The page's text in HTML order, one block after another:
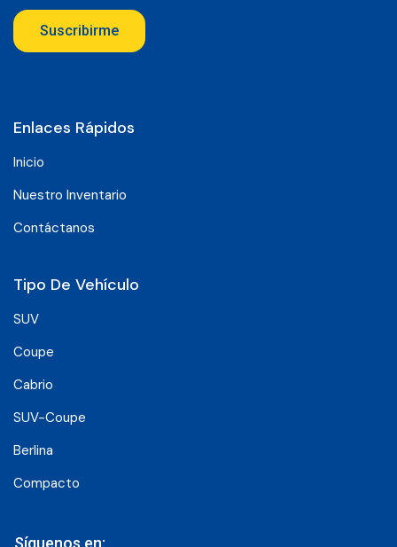
Suscribirme
Enlaces Rápidos
Inicio
Nuestro Inventario
Contáctanos
Tipo De Vehículo
SUV
Coupe
Cabrio
SUV-Coupe
Berlina
Compacto
Síguenos en: